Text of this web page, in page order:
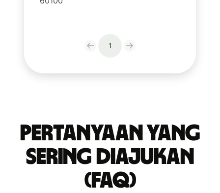
1
Pertanyaan yang
Sering Diajukan
(FAQ)